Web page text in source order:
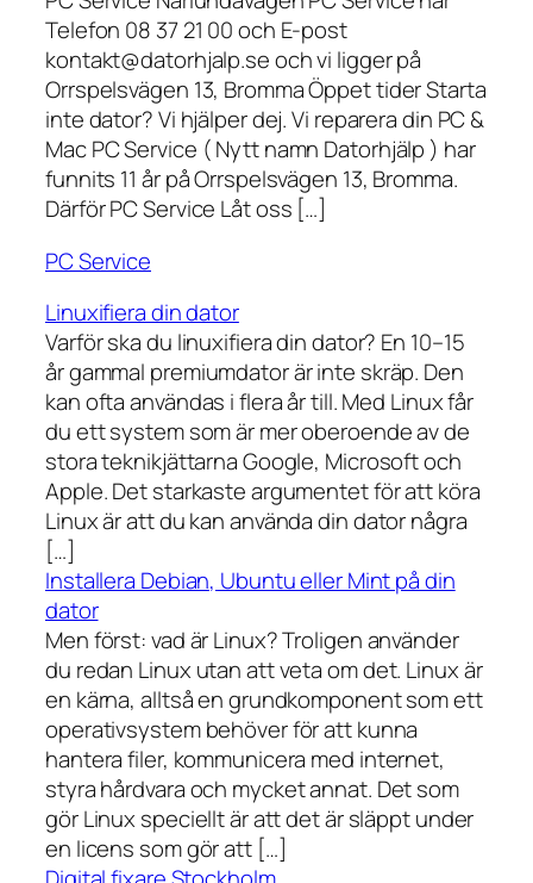
Telefon 08 37 21 00 och E-post
kontakt@datorhjalp.se och vi ligger på
Orrspelsvägen 13, Bromma Öppet tider Starta
inte dator? Vi hjälper dej. Vi reparera din PC &
Mac PC Service ( Nytt namn Datorhjälp ) har
funnits 11 år på Orrspelsvägen 13, Bromma.
Därför PC Service Låt oss […]
PC Service
Linuxifiera din dator
Varför ska du linuxifiera din dator? En 10–15
år gammal premiumdator är inte skräp. Den
kan ofta användas i flera år till. Med Linux får
du ett system som är mer oberoende av de
stora teknikjättarna Google, Microsoft och
Apple. Det starkaste argumentet för att köra
Linux är att du kan använda din dator några
[…]
Installera Debian, Ubuntu eller Mint på din
dator
Men först: vad är Linux? Troligen använder
du redan Linux utan att veta om det. Linux är
en kärna, alltså en grundkomponent som ett
operativsystem behöver för att kunna
hantera filer, kommunicera med internet,
styra hårdvara och mycket annat. Det som
gör Linux speciellt är att det är släppt under
en licens som gör att […]